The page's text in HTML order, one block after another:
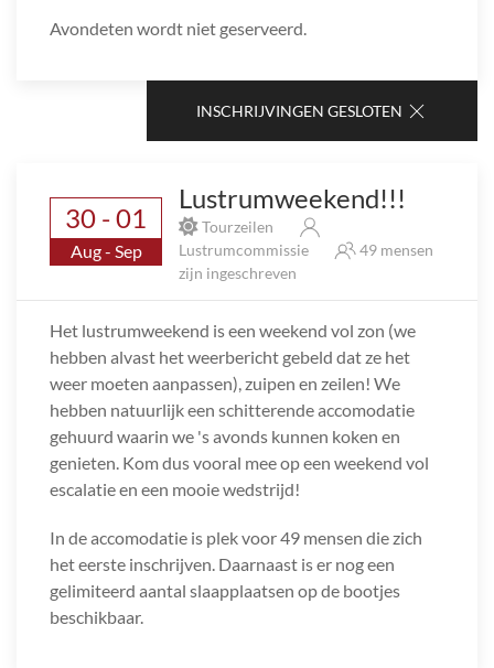
Avondeten wordt niet geserveerd.
INSCHRIJVINGEN GESLOTEN
30 - 01
Aug - Sep
Lustrumweekend!!!
Tourzeilen
Lustrumcommissie
49 mensen
zijn ingeschreven
Het lustrumweekend is een weekend vol zon (we
hebben alvast het weerbericht gebeld dat ze het
weer moeten aanpassen), zuipen en zeilen! We
hebben natuurlijk een schitterende accomodatie
gehuurd waarin we 's avonds kunnen koken en
genieten. Kom dus vooral mee op een weekend vol
escalatie en een mooie wedstrijd!
In de accomodatie is plek voor 49 mensen die zich
het eerste inschrijven. Daarnaast is er nog een
gelimiteerd aantal slaapplaatsen op de bootjes
beschikbaar.